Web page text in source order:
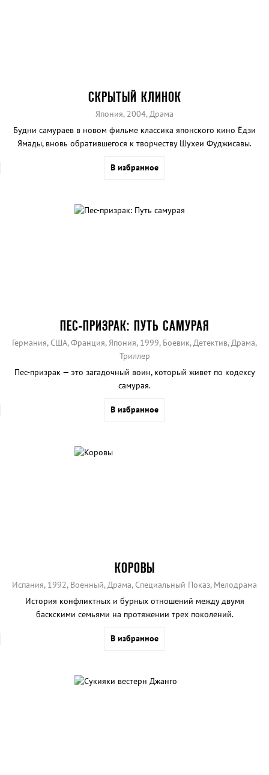
СКРЫТЫЙ КЛИНОК
Япония, 2004, Драма
Будни самураев в новом фильме классика японского кино Ёдзи
Ямады, вновь обратившегося к творчеству Шухеи Фуджисавы.
самурая и сразиться в смертельном бою, из которого живым
В избранное
ПЕС-ПРИЗРАК: ПУТЬ САМУРАЯ
Германия, США, Франция, Япония, 1999, Боевик, Детектив, Драма,
Триллер
Пес-призрак — это загадочный воин, который живет по кодексу
самурая.
В избранное
КОРОВЫ
Испания, 1992, Военный, Драма, Специальный Показ, Мелодрама
История конфликтных и бурных отношений между двумя
баскскими семьями на протяжении трех поколений.
В избранное